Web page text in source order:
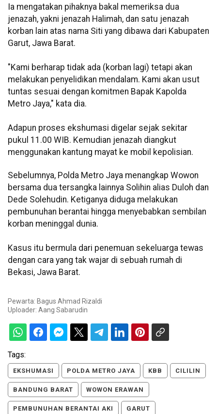
Ia mengatakan pihaknya bakal memeriksa dua
jenazah, yakni jenazah Halimah, dan satu jenazah
korban lain atas nama Siti yang dibawa dari Kabupaten
Garut, Jawa Barat.
"Kami berharap tidak ada (korban lagi) tetapi akan
melakukan penyelidikan mendalam. Kami akan usut
tuntas sesuai dengan komitmen Bapak Kapolda
Metro Jaya," kata dia.
Adapun proses ekshumasi digelar sejak sekitar
pukul 11.00 WIB. Kemudian jenazah diangkut
menggunakan kantung mayat ke mobil kepolisian.
Sebelumnya, Polda Metro Jaya menangkap Wowon
bersama dua tersangka lainnya Solihin alias Duloh dan
Dede Solehudin. Ketiganya diduga melakukan
pembunuhan berantai hingga menyebabkan sembilan
korban meninggal dunia.
Kasus itu bermula dari penemuan sekeluarga tewas
dengan cara yang tak wajar di sebuah rumah di
Bekasi, Jawa Barat.
Pewarta: Bagus Ahmad Rizaldi
Uploader: Aang Sabarudin
Tags:
EKSHUMASI POLDA METRO JAYA KBB CILILIN
BANDUNG BARAT WOWON ERAWAN
PEMBUNUHAN BERANTAI AKI GARUT